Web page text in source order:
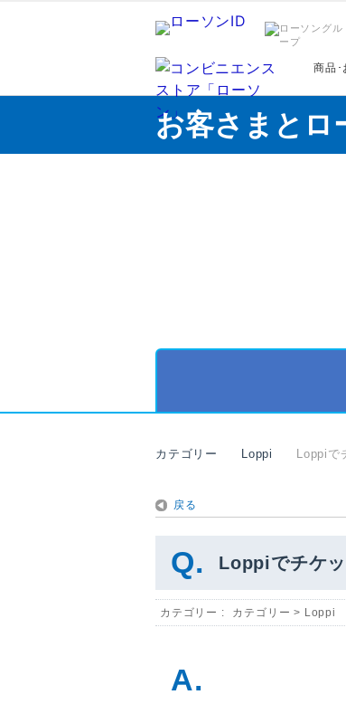
商品･
お客さまとロ
カテゴリー Loppi Loppiで
戻る
Loppiでチケッ
カテゴリー : カテゴリー > Loppi